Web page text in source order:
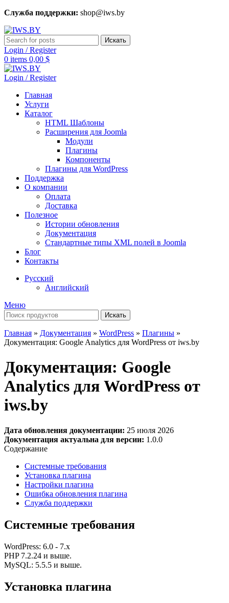
Служба поддержки: shop@iws.by
Искать
Login / Register
0 items 0,00 $
Login / Register
Главная
Услуги
Каталог
HTML Шаблоны
Расширения для Joomla
Модули
Плагины
Компоненты
Плагины для WordPress
Поддержка
О компании
Оплата
Доставка
Полезное
Истории обновления
Документация
Стандартные типы XML полей в Joomla
Блог
Контакты
Русский
Английский
Меню
Искать
Главная » Документация » WordPress » Плагины »
Документация: Google Analytics для WordPress от iws.by
Документация: Google
Analytics для WordPress от
iws.by
Дата обновления документации: 25 июля 2026
Документация актуальна для версии: 1.0.0
Содержание
Системные требования
Установка плагина
Настройки плагина
Ошибка обновления плагина
Служба поддержки
Системные требования
WordPress: 6.0 - 7.x
PHP 7.2.24 и выше.
MySQL: 5.5.5 и выше.
Установка плагина